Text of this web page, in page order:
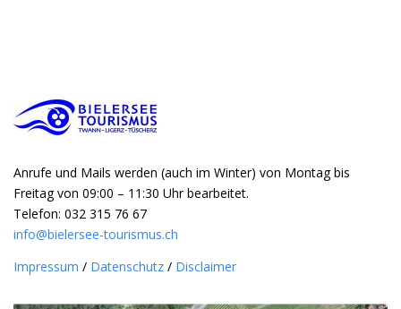
Anrufe und Mails werden (auch im Winter) von Montag bis
Freitag von 09:00 – 11:30 Uhr bearbeitet.
Telefon: 032 315 76 67
info@bielersee-tourismus.ch
Impressum / Datenschutz / Disclaimer